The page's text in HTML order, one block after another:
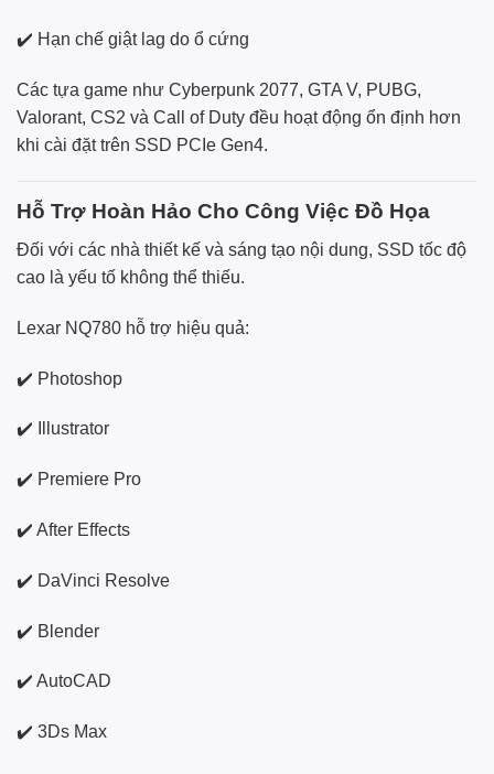
✔️ Hạn chế giật lag do ổ cứng
Các tựa game như Cyberpunk 2077, GTA V, PUBG,
Valorant, CS2 và Call of Duty đều hoạt động ổn định hơn
khi cài đặt trên SSD PCIe Gen4.
Hỗ Trợ Hoàn Hảo Cho Công Việc Đồ Họa
Đối với các nhà thiết kế và sáng tạo nội dung, SSD tốc độ
cao là yếu tố không thể thiếu.
Lexar NQ780 hỗ trợ hiệu quả:
✔️ Photoshop
✔️ Illustrator
✔️ Premiere Pro
✔️ After Effects
✔️ DaVinci Resolve
✔️ Blender
✔️ AutoCAD
✔️ 3Ds Max